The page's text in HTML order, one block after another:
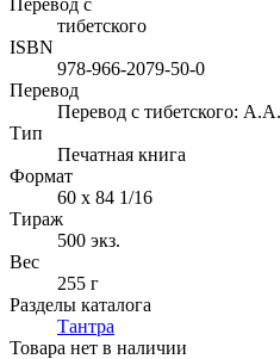
тибетского
ISBN
978-966-2079-50-0
Перевод
Перевод с тибетского:
Тип
Печатная книга
Формат
60 x 84 1/16
Тираж
500 экз.
Вес
255 г
Разделы каталога
Тантра
Товара нет в наличии